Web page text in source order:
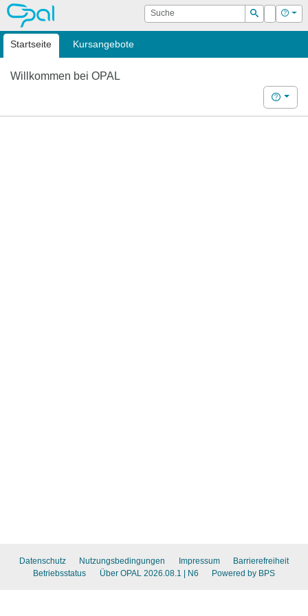
OPAL Suche
Suchen
Login Hilfe
Startseite Kursangebote
Willkommen bei OPAL
Hilfe
Datenschutz Nutzungsbedingungen Impressum
Barrierefreiheit
Betriebsstatus
Über OPAL 2026.08.1 | N6 Powered by BPS